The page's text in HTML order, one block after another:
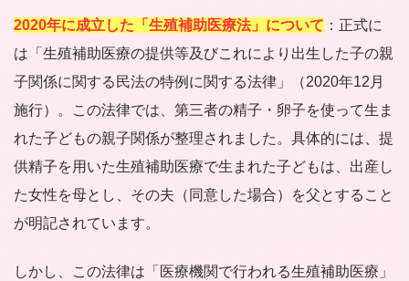
2020年に成立した「生殖補助医療法」について ：正式に
は「生殖補助医療の提供等及びこれにより出生した子の親
子関係に関する民法の特例に関する法律」（2020年12月
施行）。この法律では、第三者の精子・卵子を使って生ま
れた子どもの親子関係が整理されました。具体的には、提
供精子を用いた生殖補助医療で生まれた子どもは、出産し
た女性を母とし、その夫（同意した場合）を父とすること
が明記されています。
しかし、この法律は「医療機関で行われる生殖補助医療」